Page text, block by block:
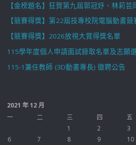
【金榜題名】狂賀第九屆郭冠妤、林莉
【競賽得獎】第22屆技專校院電腦動畫
【競賽得獎】2026放視大賞得獎名單
115學年度個人申請面試錄取名單及志願
115-1兼任教師 (3D動畫專長) 徵聘公告
2021 年 12 月
一
二 三 四 五
1
2 3
6
7 8 9 10